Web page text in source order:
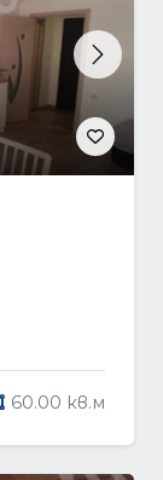
Next
60.00 кв.м